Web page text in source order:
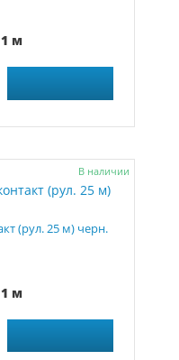
м
В наличии
(рул. 25 м) черн.
м